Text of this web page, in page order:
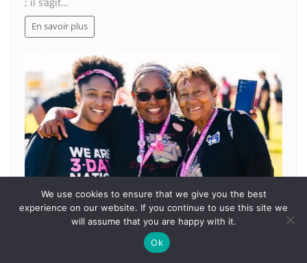
En savoir plus
Comment mieux comprendre le cancer du sein
We use cookies to ensure that we give you the best
experience on our website. If you continue to use this site we
will assume that you are happy with it.
Ok